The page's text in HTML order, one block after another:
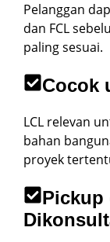
Pelanggan
dan FCL
paling sesuai.
Cocok
LCL relevan
bahan
proyek
Pickup